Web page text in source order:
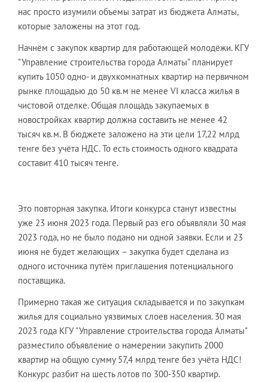
нас просто изумили объемы затрат из бюджета Алматы,
которые заложены на этот год.
Начнём с закупок квартир для работающей молодёжи. КГУ
"Управление строительства города Алматы" планирует
купить 1050 одно- и двухкомнатных квартир на первичном
рынке площадью до 50 кв.м не менее VІ класса жилья в
чистовой отделке. Общая площадь закупаемых в
новостройках квартир должна составить не менее 42
тысяч кв.м. В бюджете заложено на эти цели 17,22 млрд
тенге без учёта НДС. То есть стоимость одного квадрата
составит 410 тысяч тенге.
Это повторная закупка. Итоги конкурса станут известны
уже 23 июня 2023 года. Первый раз его объявляли 30 мая
2023 года, но не было подано ни одной заявки. Если и 23
июня не будет желающих – закупка будет сделана из
одного источника путём приглашения потенциального
поставщика.
Примерно такая же ситуация складывается и по закупкам
жилья для социально уязвимых слоев населения. 30 мая
2023 года КГУ "Управление строительства города Алматы"
разместило объявление о намерении закупить 2000
квартир на общую сумму 57,4 млрд тенге без учёта НДС!
Конкурс разбит на шесть лотов по 300-350 квартир.